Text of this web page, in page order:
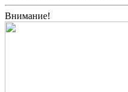
Внимание!